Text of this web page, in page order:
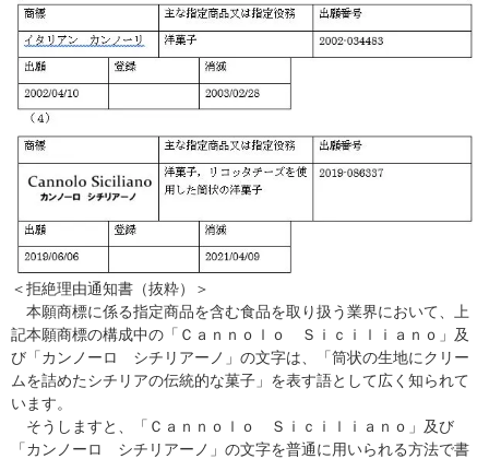
＜拒絶理由通知書（抜粋）＞
本願商標に係る指定商品を含む食品を取り扱う業界において、上
記本願商標の構成中の「Ｃａｎｎｏｌｏ Ｓｉｃｉｌｉａｎｏ」及
び「カンノーロ シチリアーノ」の文字は、「筒状の生地にクリー
ムを詰めたシチリアの伝統的な菓子」を表す語として広く知られて
います。
そうしますと、「Ｃａｎｎｏｌｏ Ｓｉｃｉｌｉａｎｏ」及び
「カンノーロ シチリアーノ」の文字を普通に用いられる方法で書